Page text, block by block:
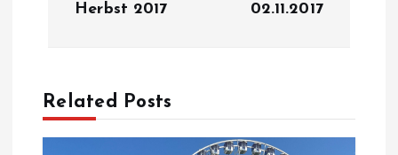
a
g
Herbst 2017
02.11.2017
Related Posts